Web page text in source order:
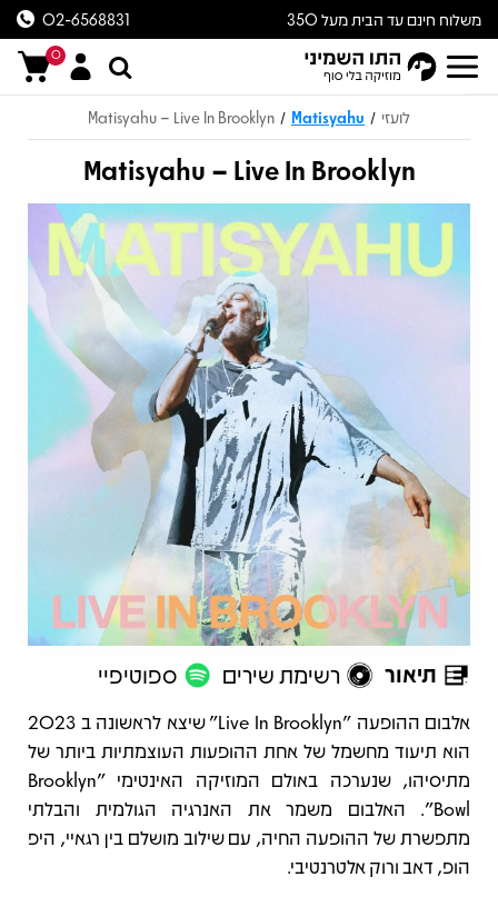
משלוח חינם עד הבית מעל 350
ש״ח
02-6568831
0
לועזי /
Matisyahu
/
Matisyahu – Live In Brooklyn
Matisyahu – Live In Brooklyn
תיאור רשימת שירים ספוטיפיי
תיאור
אלבום ההופעה "Live In Brooklyn" שיצא לראשונה ב 2023
הוא תיעוד מחשמל של אחת ההופעות העוצמתיות ביותר של
מתיסיהו, שנערכה באולם המוזיקה האינטימי "Brooklyn
Bowl". האלבום משמר את האנרגיה הגולמית והבלתי
מתפשרת של ההופעה החיה, עם שילוב מושלם בין רגאיי, היפ
הופ, דאב ורוק אלטרנטיבי.